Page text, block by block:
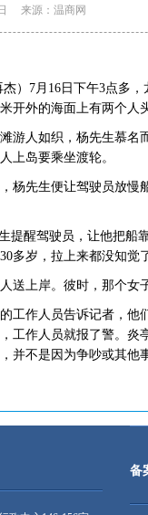
来源：温商网
）7月16日下午3点多
开外的海面上有两个
游人如织，杨先生慕
上岛要乘坐渡轮。
杨先生便让驾驶员放慢
提醒驾驶员，让他把
多岁，拉上来都没知觉
送上岸。彼时，那个女
工作人员告诉记者，他
工作人员就报了警。炎
并不是因为争吵或其他
备